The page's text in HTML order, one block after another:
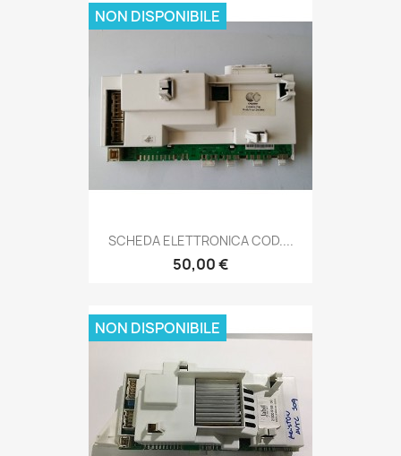
SCHEDA ELETTRONICA COD....
50,00 €
NON DISPONIBILE
NON DISPONIBILE